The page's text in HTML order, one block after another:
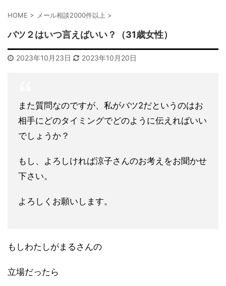
HOME > メール相談2000件以上 >
バツ２はいつ言えばいい？（31歳女性）
2023年10月23日 2023年10月20日
また質問なのですが、私がバツ2だというのはお
相手にどのタイミングでどのように伝え ればいい
でしょうか？
もし、よろしければ涼子さんのお考えをお聞かせ
下さい。
よろしくお願いします。
もしわたしがまるさんの
立場だったら